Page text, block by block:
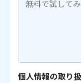
個人情報の取り